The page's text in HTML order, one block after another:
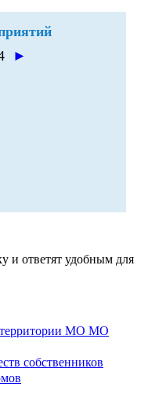
►
и ответят удобным для
территории МО МО
собственников